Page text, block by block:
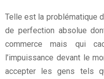
Telle est la problématique
de perfection absolue
commerce mais qui
l’impuissance devant le
accepter les gens tels